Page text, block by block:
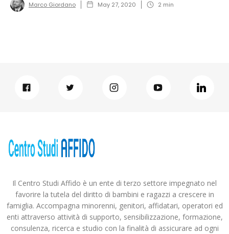
Marco Giordano May 27, 2020 2 min
Il Centro Studi Affido è un ente di terzo settore impegnato nel
favorire la tutela del diritto di bambini e ragazzi a crescere in
famiglia. Accompagna minorenni, genitori, affidatari, operatori ed
enti attraverso attività di supporto, sensibilizzazione, formazione,
consulenza, ricerca e studio con la finalità di assicurare ad ogni